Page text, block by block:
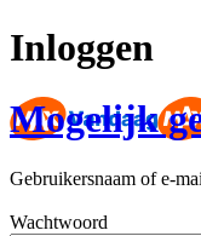
Inloggen
Mogelijk
Gebruikersnaam of e-
Wachtwoord